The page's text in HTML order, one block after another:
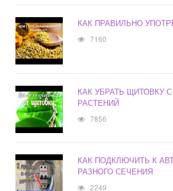
КАК ПРАВИЛЬНО
7160
КАК УБРАТЬ ЩИТОВКУ
РАСТЕНИЙ
7856
КАК ПОДКЛЮЧИТЬ К
РАЗНОГО СЕЧЕНИЯ
2249